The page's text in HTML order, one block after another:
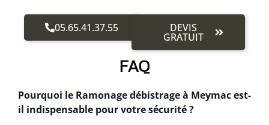
05.65.41.37.55 DEVIS
GRATUIT
FAQ
Pourquoi le Ramonage débistrage à Meymac est-
il indispensable pour votre sécurité ?